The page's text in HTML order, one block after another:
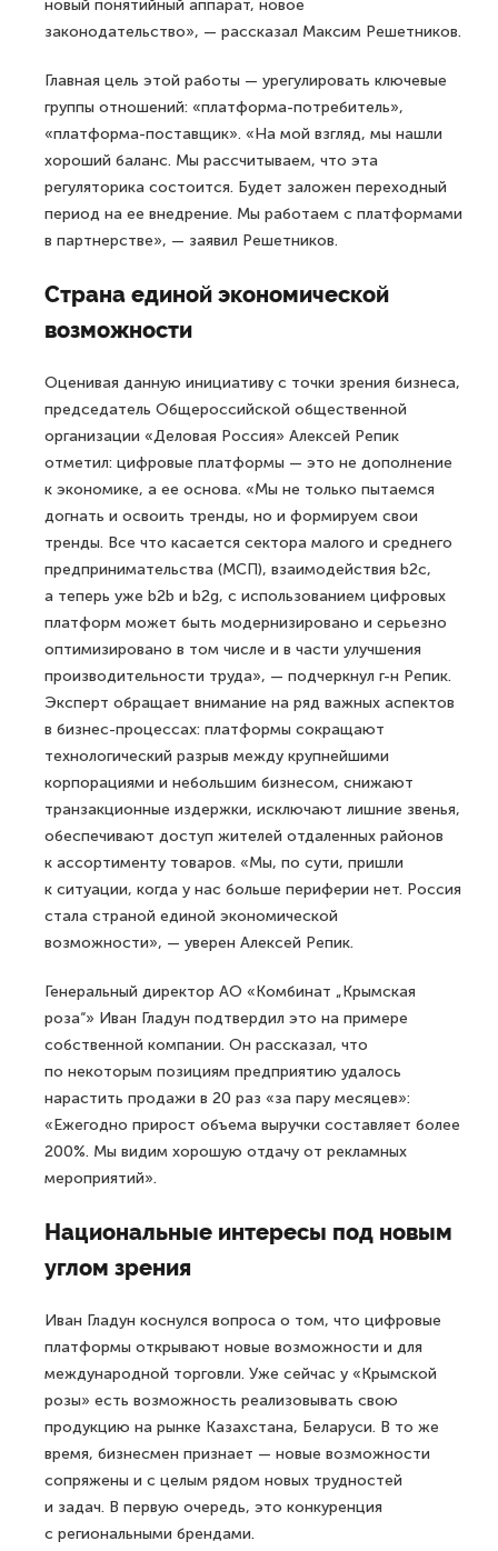
новый понятийный аппарат, новое
законодательство», — рассказал Максим Решетников.
Главная цель этой работы — урегулировать ключевые
группы отношений: «платформа-потребитель»,
«платформа-поставщик». «На мой взгляд, мы нашли
хороший баланс. Мы рассчитываем, что эта
регуляторика состоится. Будет заложен переходный
период на ее внедрение. Мы работаем с платформами
в партнерстве», — заявил Решетников.
Страна единой экономической
возможности
Оценивая данную инициативу с точки зрения бизнеса,
председатель Общероссийской общественной
организации «Деловая Россия» Алексей Репик
отметил: цифровые платформы — это не дополнение
к экономике, а ее основа. «Мы не только пытаемся
догнать и освоить тренды, но и формируем свои
тренды. Все что касается сектора малого и среднего
предпринимательства (МСП), взаимодействия b2c,
а теперь уже b2b и b2g, с использованием цифровых
платформ может быть модернизировано и серьезно
оптимизировано в том числе и в части улучшения
производительности труда», — подчеркнул г-н Репик.
Эксперт обращает внимание на ряд важных аспектов
в бизнес-процессах: платформы сокращают
технологический разрыв между крупнейшими
корпорациями и небольшим бизнесом, снижают
транзакционные издержки, исключают лишние звенья,
обеспечивают доступ жителей отдаленных районов
к ассортименту товаров. «Мы, по сути, пришли
к ситуации, когда у нас больше периферии нет. Россия
стала страной единой экономической
возможности», — уверен Алексей Репик.
Генеральный директор АО «Комбинат „Крымская
роза“» Иван Гладун подтвердил это на примере
собственной компании. Он рассказал, что
по некоторым позициям предприятию удалось
нарастить продажи в 20 раз «за пару месяцев»:
«Ежегодно прирост объема выручки составляет более
200%. Мы видим хорошую отдачу от рекламных
мероприятий».
Национальные интересы под новым
углом зрения
Иван Гладун коснулся вопроса о том, что цифровые
платформы открывают новые возможности и для
международной торговли. Уже сейчас у «Крымской
розы» есть возможность реализовывать свою
продукцию на рынке Казахстана, Беларуси. В то же
время, бизнесмен признает — новые возможности
сопряжены и с целым рядом новых трудностей
и задач. В первую очередь, это конкуренция
с региональными брендами.